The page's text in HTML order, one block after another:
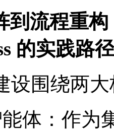
流程重构
的实践路径
围绕两大
体：作